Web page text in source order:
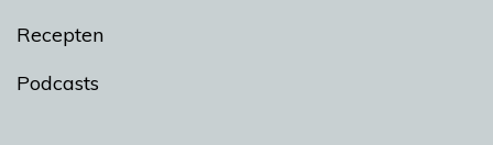
Recepten
Podcasts